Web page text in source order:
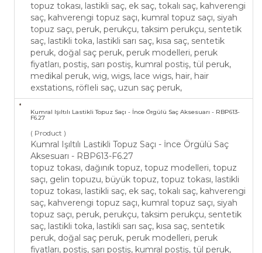
topuz tokası, lastikli saç, ek saç, tokalı saç, kahverengi
saç, kahverengi topuz saçı, kumral topuz saçı, siyah
topuz saçı, peruk, perukçu, taksim perukçu, sentetik
saç, lastikli toka, lastikli sarı saç, kısa saç, sentetik
peruk, doğal saç peruk, peruk modelleri, peruk
fiyatları, postiş, sarı postiş, kumral postiş, tül peruk,
medikal peruk, wig, wigs, lace wigs, hair, hair
exstations, röfleli saç, uzun saç peruk,
Kumral Işıltılı Lastikli Topuz Saçı - İnce Örgülü Saç Aksesuarı - RBP613-
F6.27
( Product )
Kumral Işıltılı Lastikli Topuz Saçı - İnce Örgülü Saç
Aksesuarı - RBP613-F6.27
topuz tokası, dağınık topuz, topuz modelleri, topuz
saçı, gelin topuzu, büyük topuz, topuz tokası, lastikli
topuz tokası, lastikli saç, ek saç, tokalı saç, kahverengi
saç, kahverengi topuz saçı, kumral topuz saçı, siyah
topuz saçı, peruk, perukçu, taksim perukçu, sentetik
saç, lastikli toka, lastikli sarı saç, kısa saç, sentetik
peruk, doğal saç peruk, peruk modelleri, peruk
fiyatları, postiş, sarı postiş, kumral postiş, tül peruk,